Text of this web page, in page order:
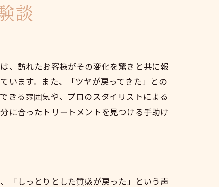
談
、訪れたお客様がその変化を驚きと共に報
います。また、「ツヤが戻ってきた」との
きる雰囲気や、プロのスタイリストによる
に合ったトリートメントを見つける手助け
「しっとりとした質感が戻った」という声